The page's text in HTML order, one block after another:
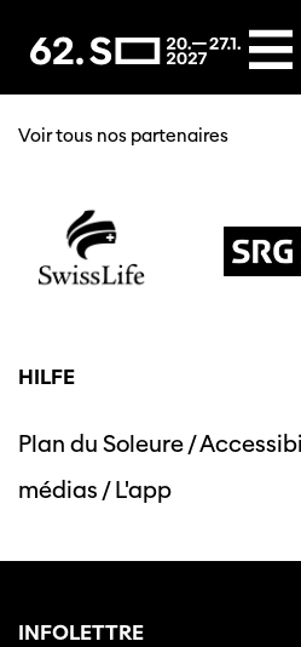
NOS PARTENAIRES
Voir tous nos partenaires
HILFE
Plan du Soleure/
médias /L'app
INFOLETTRE